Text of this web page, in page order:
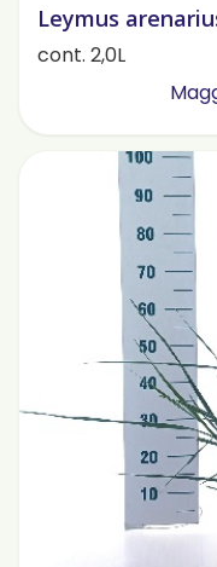
Leymus
cont. 2,0L